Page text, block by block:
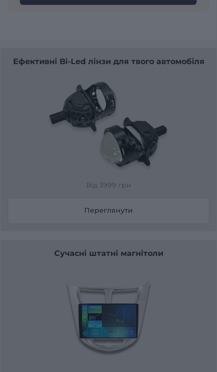
Ефективні Bi-Led лінзи для твого автомобіля
Від 3999 грн
Переглянути
Сучасні штатні магнітоли